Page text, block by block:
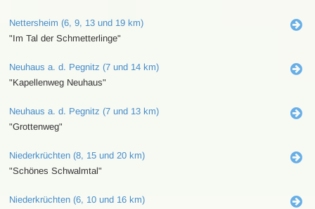
Nettersheim (6, 9, 13 und 19 km)
"Im Tal der Schmetterlinge"
Neuhaus a. d. Pegnitz (7 und 14 km)
"Kapellenweg Neuhaus"
Neuhaus a. d. Pegnitz (7 und 13 km)
"Grottenweg"
Niederkrüchten (8, 15 und 20 km)
"Schönes Schwalmtal"
Niederkrüchten (6, 10 und 16 km)